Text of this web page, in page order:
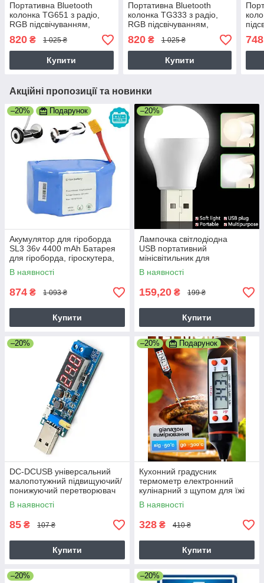
Портативна Bluetooth
колонка TG651 з радіо,
RGB підсвічуванням,
функцією гучного зв'язку,
Потужність 5Вт, 19,2 х8,
2х7, 6 см,
820 ₴ 1 025 ₴
Купити
Портативна Bluetooth
колонка TG333 з радіо,
RGB підсвічуванням,
функцією гучного
зв'язку,Потужність 10Вт,
7,8х18,2х7,5 см, чорна
820₴ 1 025 ₴
Купити
M12
см)
748
Акційні пропозиції та новинки
–20% Подарунок
Акумулятор для гіроборда
SL3 36v 4400 mAh Батарея
для гіроборда, гіроскутера,
міні сигвея
В наявності
874 ₴ 1 093 ₴
Купити
–20%
Лампочка світлодіодна
USB портативний
мінісвітильник для
повербанка ноутбука
В наявності
159,20 ₴ 199 ₴
Купити
–20%
DC-DCUSB універсальний
малопотужний підвищуючий/
понижуючий перетворювач
напруги стабілізатор WX-
6423 5v to 3.3V 9V 12V 24V
3W
В наявності
85 ₴ 107 ₴
Купити
–20% Подарунок
Кухонний градусник
термометр електронний
кулінарний з щупом для їжі
(-50...+300 oC) C функцеями
Hold, C/F Max/
В наявності
328 ₴ 410 ₴
Купити
–20% –20%